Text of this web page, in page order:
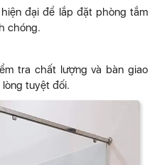
đại để lắp đặt phòng tắm
chóng.
tra chất lượng và bàn giao
tuyệt đối.